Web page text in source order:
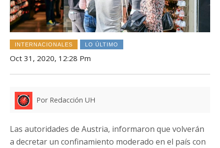
INTERNACIONALES LO ÚLTIMO
Oct 31, 2020, 12:28 Pm
Por Redacción UH
Las autoridades de Austria, informaron que volverán
a decretar un confinamiento moderado en el país con